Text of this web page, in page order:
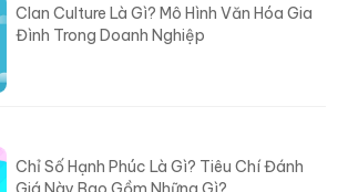
Clan Culture Là Gì? Mô Hình Văn Hóa Gia
Đình Trong Doanh Nghiệp
Chỉ Số Hạnh Phúc Là Gì? Tiêu Chí Đánh
Giá Này Bao Gồm Những Gì?